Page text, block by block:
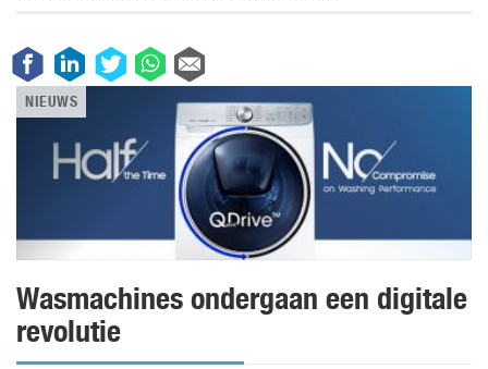
NIEUWS
Wasmachines ondergaan een digitale
revolutie